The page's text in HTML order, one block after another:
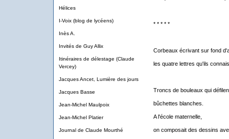
Hélices
I-Voix (blog de lycéens)
Inès A.
Invités de Guy Allix
Itinéraires de délestage (Claude
Vercey)
Jacques Ancet, Lumière des jours
Jacques Basse
Jean-Michel Maulpoix
Jean-Michel Platier
Journal de Claude Mourthé
* * * * *
Corbeaux écrivant sur fond
les quatre lettres qu'ils
Troncs de bouleaux qui
bûchettes blanches.
A l'école maternelle,
on composait des dessins